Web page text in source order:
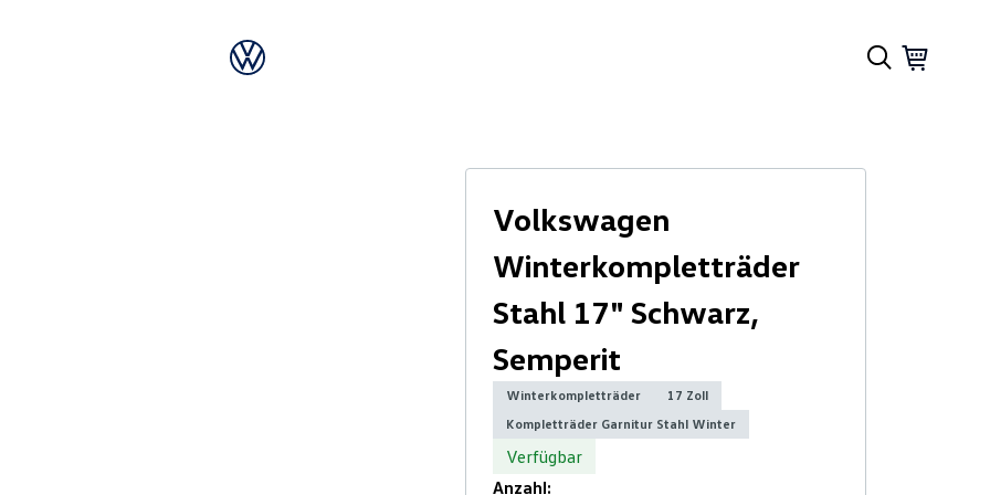
Volkswagen
Winterkompletträder
Stahl 17" Schwarz,
Semperit
Winterkompletträder
17 Zoll
Kompletträder Garnitur Stahl Winter
Verfügbar
Anzahl: